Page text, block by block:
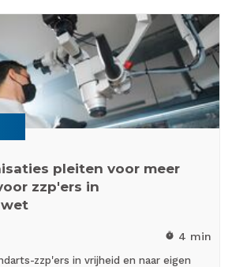
pleiten voor meer
zzp'ers in
timer 4 min
zzp'ers in vrijheid en naar eigen